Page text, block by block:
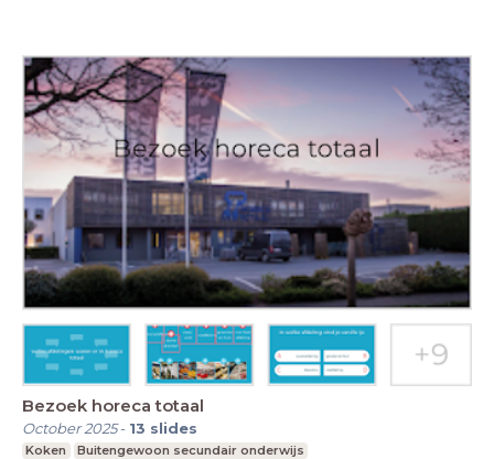
Bezoek horeca totaal
October 2025- 13 slides
Koken Buitengewoon secundair onderwijs